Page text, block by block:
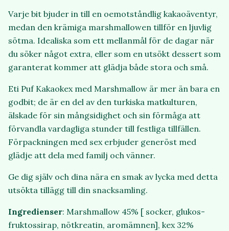
Varje bit bjuder in till en oemotståndlig kakaoäventyr,
medan den krämiga marshmallowen tillför en ljuvlig
sötma. Idealiska som ett mellanmål för de dagar när
du söker något extra, eller som en utsökt dessert som
garanterat kommer att glädja både stora och små.
Eti Puf Kakaokex med Marshmallow är mer än bara en
godbit; de är en del av den turkiska matkulturen,
älskade för sin mångsidighet och sin förmåga att
förvandla vardagliga stunder till festliga tillfällen.
Förpackningen med sex erbjuder generöst med
glädje att dela med familj och vänner.
Ge dig själv och dina nära en smak av lycka med detta
utsökta tillägg till din snacksamling.
Ingredienser: Marshmallow 45% [ socker, glukos-
fruktossirap, nötkreatin, aromämnen], kex 32%